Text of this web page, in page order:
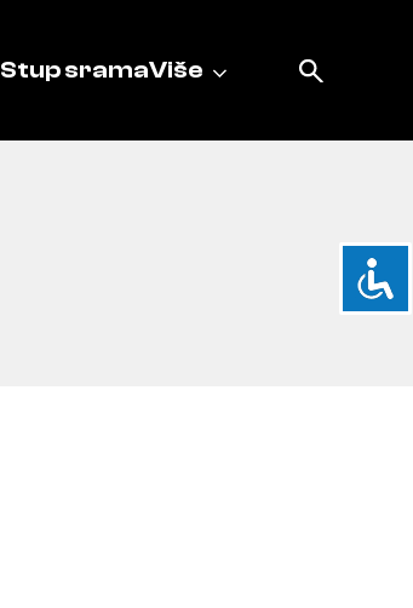
Stup sramaViše